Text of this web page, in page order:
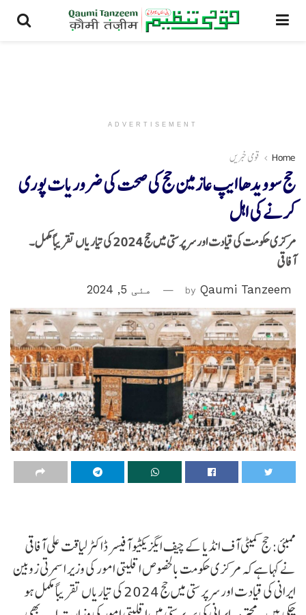
ADVERTISEMENT
Home قومی خبریں
حج سوویدھا ایپ عازمین حج کی صحت کی ضروریات پوری
کرنے کی اہل
مرکزی حکومت کی قیادت اور سرپرستی میں حج 2024 کی تیاریاں تقریباً مکمل۔
آفاقی
by Qaumi Tanzeem مئی 5, 2024
ممبئی: حج کمیٹی آف انڈیا کے چیف ایگزیکٹیو آفیسر ڈاکٹر لیاقت علی آفاقی
نے کہا ہےکہ مرکزی حکومت بالخصوص اقلیتی امور کی وزیر اسمرتی زوبین
ایرانی کی قیادت اور سرپرستی میں حج 2024 کی تیاریاں تقریباً مکمل ہو